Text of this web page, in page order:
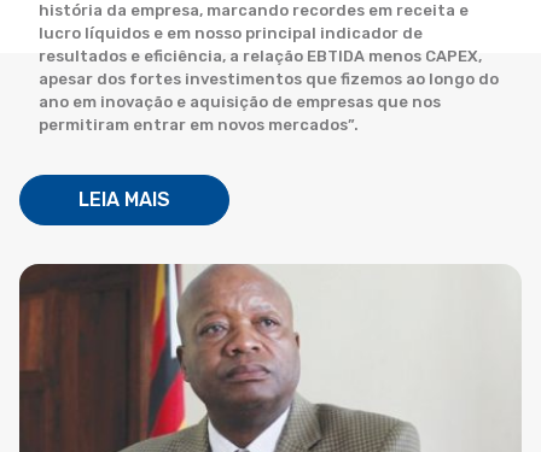
história da empresa, marcando recordes em receita e
lucro líquidos e em nosso principal indicador de
resultados e eficiência, a relação EBTIDA menos CAPEX,
apesar dos fortes investimentos que fizemos ao longo do
ano em inovação e aquisição de empresas que nos
permitiram entrar em novos mercados”.
LEIA MAIS